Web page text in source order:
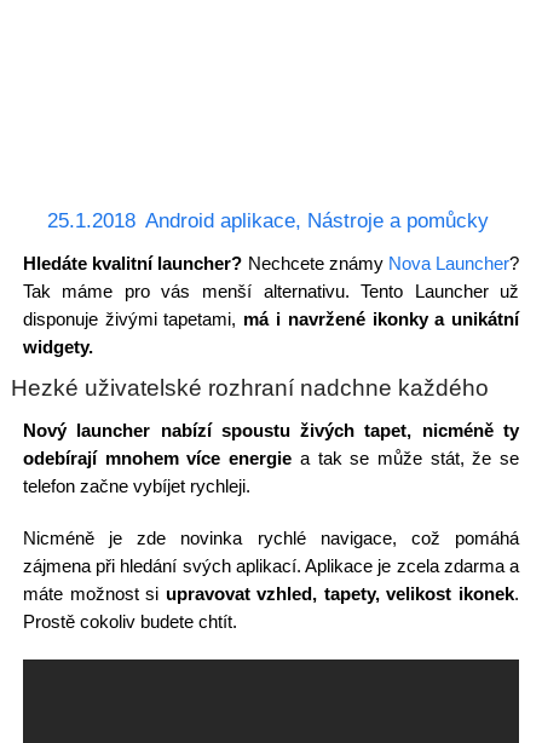
25.1.2018 Android aplikace, Nástroje a pomůcky
Hledáte kvalitní launcher? Nechcete známy Nova Launcher?
Tak máme pro vás menší alternativu. Tento Launcher už
disponuje živými tapetami, má i navržené ikonky a unikátní
widgety.
Hezké uživatelské rozhraní nadchne každého
Nový launcher nabízí spoustu živých tapet, nicméně ty
odebírají mnohem více energie a tak se může stát, že se
telefon začne vybíjet rychleji.
Nicméně je zde novinka rychlé navigace, což pomáhá
zájmena při hledání svých aplikací. Aplikace je zcela zdarma a
máte možnost si upravovat vzhled, tapety, velikost ikonek.
Prostě cokoliv budete chtít.